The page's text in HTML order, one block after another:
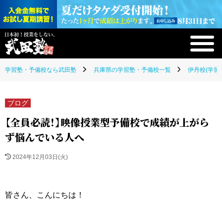
学習塾・予備校なら武田塾 兵庫県の学習塾・予備校一覧 伊丹校(学習
ブログ
【全員必読！】映像授業型予備校で成績が上がら
ず悩んでいる人へ
2024年12月03日(火)
皆さん、こんにちは！